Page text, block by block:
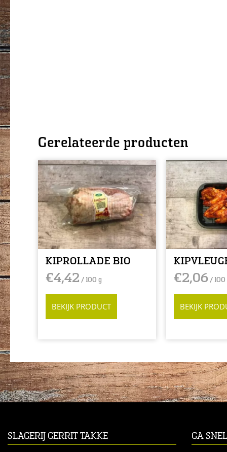
Gerelateerde producten
KIPROLLADE BIO
€4,42 / 100 g
BEKIJK PRODUCT
€2,06 / 100
BEKIJK
SLAGERIJ GERRIT TAKKE GA